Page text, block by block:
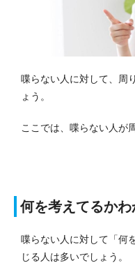
喋らない人に対して、周
ょう。
ここでは、喋らない人が
何を考えてるか
喋らない人に対して「何
じる人は多いでしょう。